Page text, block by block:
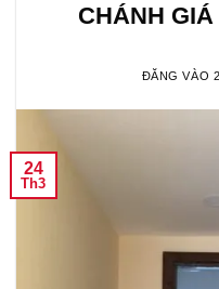
CHÁNH
ĐĂNG VÀO
24
Th3